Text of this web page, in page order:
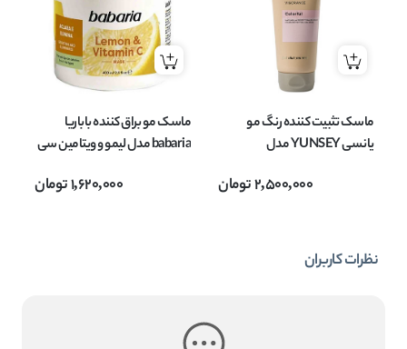
ماسک تثبیت کننده رنگ مو
یانسی YUNSEY مدل
کننده موی رنگ شده حجم 200 2,500,000تومان
ماسک مو براق کننده باباریا
babaria مدل لیمو و ویتامین سی
1,620,000تومان
نظرات کاربران